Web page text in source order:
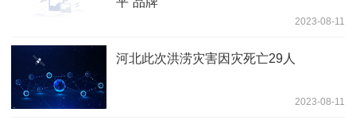
2023-08-11
河北此次洪涝灾害因灾死亡29人
2023-08-11